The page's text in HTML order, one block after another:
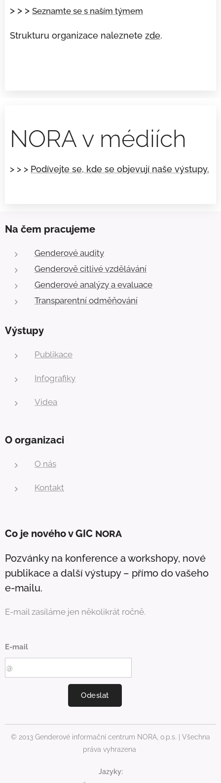
> > > Seznamte se s naším týmem
Strukturu organizace naleznete zde.
NORA v médiích
> > > Podívejte se, kde se objevují naše výstupy.
Na čem pracujeme
Genderové audity
Genderově citlivé vzdělávání
Genderové analýzy a evaluace
Transparentní odměňování
Výstupy
Publikace
Infografiky
Videa
O organizaci
O nás
Kontakt
Co je nového v GIC NORA
Pozvánky na konference a workshopy, nové
publikace a další výstupy – přímo do vašeho
e-mailu.
E-mail zasíláme jen několikrát ročně.
E-mail
Odeslat
© 2013 Genderové informační centrum NORA, o.p.s. | Všechna
práva vyhrazena
Jazyky